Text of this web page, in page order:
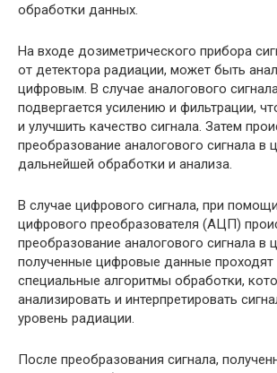
обработки данных.
На входе дозиметрического прибора
от детектора радиации, может быть
цифровым. В случае аналогового
подвергается усилению и фильтрации,
и улучшить качество сигнала. Затем
преобразование аналогового сигнала в
дальнейшей обработки и анализа.
В случае цифрового сигнала, при
цифрового преобразователя (АЦП)
преобразование аналогового сигнала в
полученные цифровые данные проходят
специальные алгоритмы обработки,
анализировать и интерпретировать
уровень радиации.
После преобразования сигнала,